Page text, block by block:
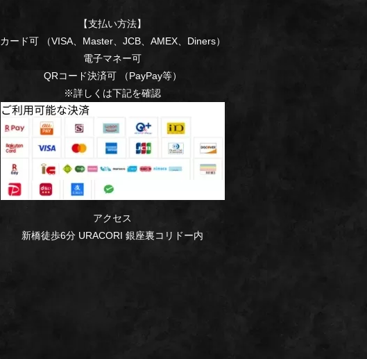
【支払い方法】
カード可 （VISA、Master、JCB、AMEX、Diners）
電子マネー可
QRコード決済可 （PayPay等）
※詳しくは下記を確認
アクセス
新橋徒歩6分 URACORI 銀座裏コリドー内